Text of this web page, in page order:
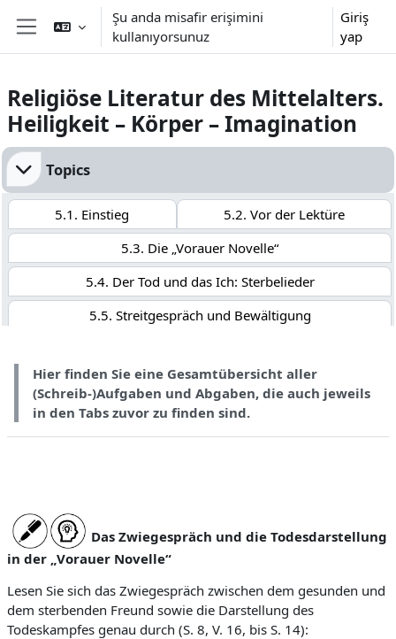
Yan panel
Şu anda misafir erişimini
kullanıyorsunuz
Giriş
yap
Religiöse Literatur des Mittelalters.
Heiligkeit – Körper – Imagination
Bölüm anahatları
Topics
5.1. Einstieg
5.2. Vor der Lektüre
5.3. Die „Vorauer Novelle“
5.4. Der Tod und das Ich: Sterbelieder
5.5. Streitgespräch und Bewältigung
5.8. „Eigengerichtsspiel“
5.9. Übersicht Abgaben
Hier finden Sie eine Gesamtübersicht aller
(Schreib-)Aufgaben und Abgaben, die auch jeweils
in den Tabs zuvor zu finden sind.
Das Zwiegespräch und die Todesdarstellung
in der „Vorauer Novelle“
Lesen Sie sich das Zwiegespräch zwischen dem gesunden und
dem sterbenden Freund sowie die Darstellung des
Todeskampfes genau durch (S. 8, V. 16, bis S. 14):